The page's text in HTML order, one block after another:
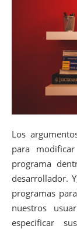
Los
para
programa
desarrollador.
programas
nuestros
especificar